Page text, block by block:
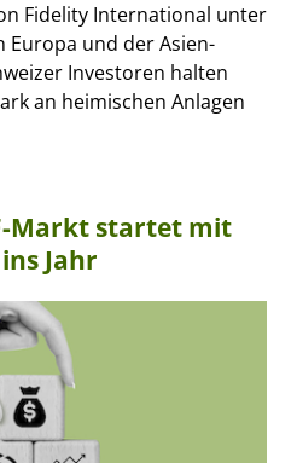
Fidelity International unter
Europa und der Asien-
Investoren halten
an heimischen Anlagen
Markt startet mit
Jahr